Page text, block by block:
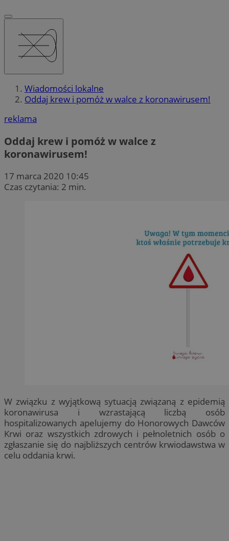
Wiadomości lokalne
Oddaj krew i pomóż w walce z koronawirusem!
reklama
Oddaj krew i pomóż w walce z
koronawirusem!
17 marca 2020 10:45
Czas czytania: 2 min.
W związku z wyjątkową sytuacją związaną z epidemią
koronawirusa i wzrastającą liczbą osób
hospitalizowanych apelujemy do Honorowych Dawców
Krwi oraz wszystkich zdrowych i pełnoletnich osób o
zgłaszanie się do najbliższych centrów krwiodawstwa w
celu oddania krwi.